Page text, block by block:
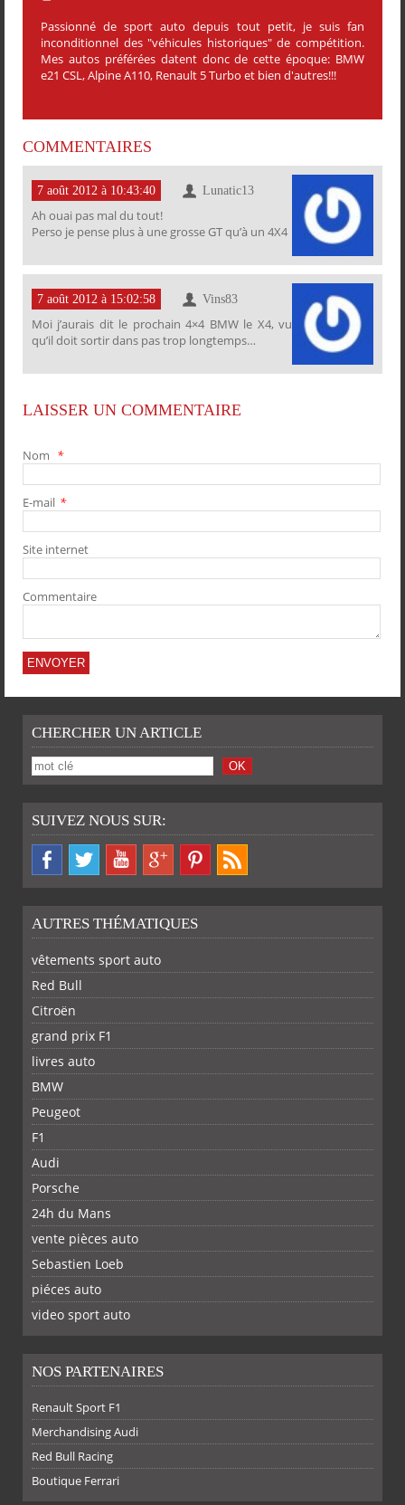
PARTAGER
SUR
PARTAGER
SUR
PARTAGER
SUR
PARTAGER
SUR
Passionné de sport auto depuis tout petit, je suis fan
inconditionnel des "véhicules historiques" de compétition.
Mes autos préférées datent donc de cette époque: BMW
e21 CSL, Alpine A110, Renault 5 Turbo et bien d'autres!!!
COMMENTAIRES
7 août 2012 à 10:43:40 Lunatic13
Ah ouai pas mal du tout!
Perso je pense plus à une grosse GT qu’à un 4X4
7 août 2012 à 15:02:58 Vins83
Moi j’aurais dit le prochain 4×4 BMW le X4, vu
qu’il doit sortir dans pas trop longtemps…
LAISSER UN COMMENTAIRE
Nom *
E-mail *
Site internet
Commentaire
CHERCHER UN ARTICLE
SUIVEZ NOUS SUR:
FACEBOOKTWITTER
AUTRES THÉMATIQUES
vêtements sport auto
Red Bull
Citroën
grand prix F1
livres auto
BMW
Peugeot
F1
Audi
Porsche
24h du Mans
vente pièces auto
Sebastien Loeb
piéces auto
video sport auto
NOS PARTENAIRES
Renault Sport F1
Merchandising Audi
Red Bull Racing
Boutique Ferrari